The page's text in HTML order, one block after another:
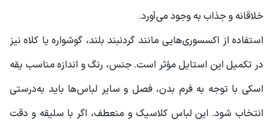
خلاقانه و جذاب به وجود می‌آورد.
استفاده از اکسسوری‌هایی مانند گردنبند بلند، گوشواره یا کلاه نیز
در تکمیل این استایل مؤثر است. جنس، رنگ و اندازه مناسب یقه
اسکی با توجه به فرم بدن، فصل و سایر لباس‌ها باید به‌درستی
انتخاب شود. این لباس کلاسیک و منعطف، اگر با سلیقه و دقت